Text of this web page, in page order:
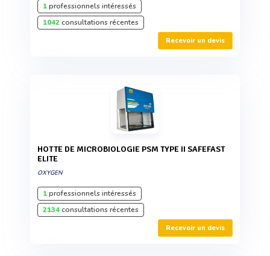
1professionnels intéressés
1042consultations récentes
Recevoir un devis
HOTTE DE MICROBIOLOGIE PSM TYPE II SAFEFAST
ELITE
OXYGEN
1professionnels intéressés
2134consultations récentes
Recevoir un devis